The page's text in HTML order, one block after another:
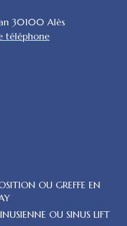
30100 Alès
téléphone
OU GREFFE EN
OU SINUS LIFT